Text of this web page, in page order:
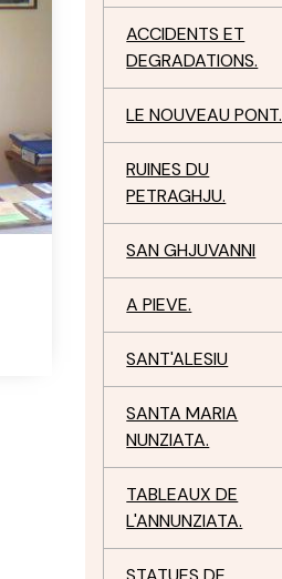
ACCIDENTS ET
DEGRADATIONS.
LE NOUVEAU PONT.
RUINES DU
PETRAGHJU.
SAN GHJUVANNI
A PIEVE.
SANT'ALESIU
SANTA MARIA
NUNZIATA.
TABLEAUX DE
L'ANNUNZIATA.